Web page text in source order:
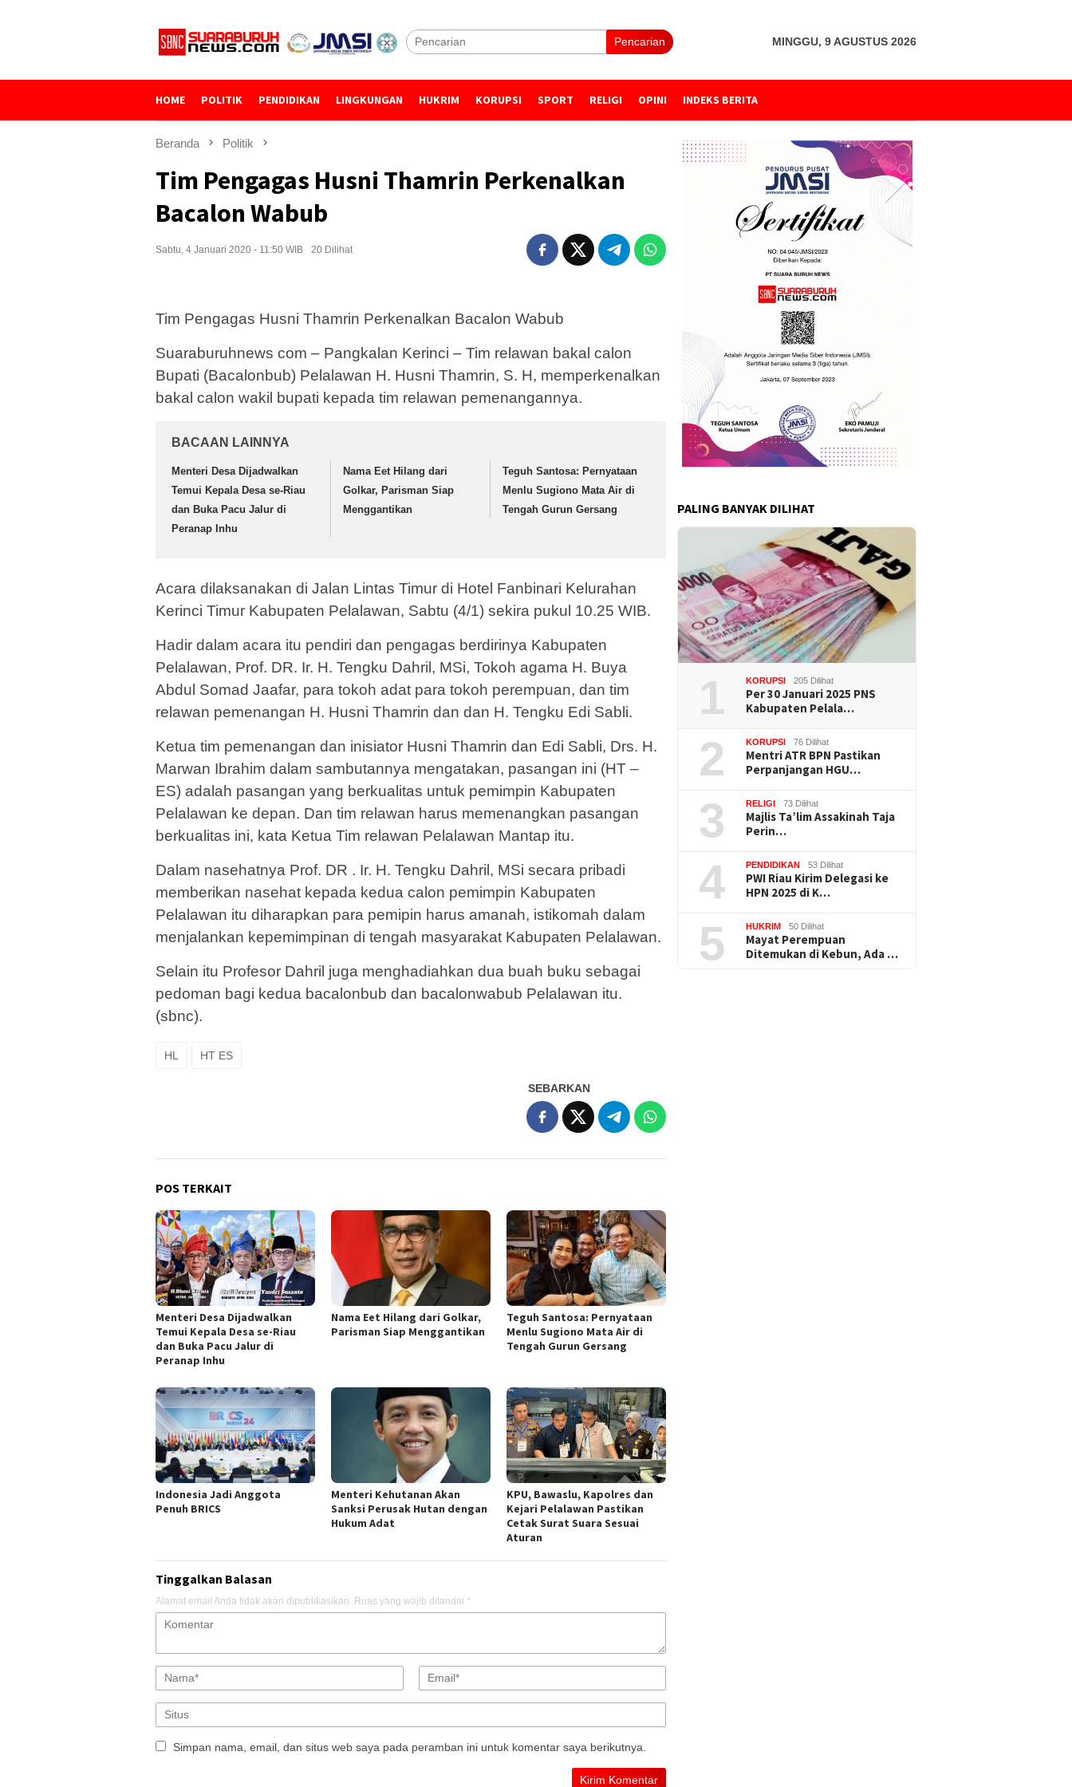
Pencarian MINGGU, 9 AGUSTUS 2026
HOME POLITIK PENDIDIKAN LINGKUNGAN HUKRIM KORUPSI SPORT RELIGI OPINI INDEKS BERITA
Beranda Politik
Tim Pengagas Husni Thamrin Perkenalkan
Bacalon Wabub
Sabtu, 4 Januari 2020 - 11:50 WIB 20 Dilihat
Tim Pengagas Husni Thamrin Perkenalkan Bacalon Wabub
Suaraburuhnews com – Pangkalan Kerinci – Tim relawan bakal calon
Bupati (Bacalonbub) Pelalawan H. Husni Thamrin, S. H, memperkenalkan
bakal calon wakil bupati kepada tim relawan pemenangannya.
BACAAN LAINNYA
Menteri Desa Dijadwalkan
Temui Kepala Desa se-Riau
dan Buka Pacu Jalur di
Peranap Inhu
Nama Eet Hilang dari
Golkar, Parisman Siap
Menggantikan
Teguh Santosa: Pernyataan
Menlu Sugiono Mata Air di
Tengah Gurun Gersang
Acara dilaksanakan di Jalan Lintas Timur di Hotel Fanbinari Kelurahan
Kerinci Timur Kabupaten Pelalawan, Sabtu (4/1) sekira pukul 10.25 WIB.
Hadir dalam acara itu pendiri dan pengagas berdirinya Kabupaten
Pelalawan, Prof. DR. Ir. H. Tengku Dahril, MSi, Tokoh agama H. Buya
Abdul Somad Jaafar, para tokoh adat para tokoh perempuan, dan tim
relawan pemenangan H. Husni Thamrin dan dan H. Tengku Edi Sabli.
Ketua tim pemenangan dan inisiator Husni Thamrin dan Edi Sabli, Drs. H.
Marwan Ibrahim dalam sambutannya mengatakan, pasangan ini (HT –
ES) adalah pasangan yang berkualitas untuk pemimpin Kabupaten
Pelalawan ke depan. Dan tim relawan harus memenangkan pasangan
berkualitas ini, kata Ketua Tim relawan Pelalawan Mantap itu.
Dalam nasehatnya Prof. DR . Ir. H. Tengku Dahril, MSi secara pribadi
memberikan nasehat kepada kedua calon pemimpin Kabupaten
Pelalawan itu diharapkan para pemipin harus amanah, istikomah dalam
menjalankan kepemimpinan di tengah masyarakat Kabupaten Pelalawan.
Selain itu Profesor Dahril juga menghadiahkan dua buah buku sebagai
pedoman bagi kedua bacalonbub dan bacalonwabub Pelalawan itu.
(sbnc).
HL HT ES
SEBARKAN
POS TERKAIT
Menteri Desa Dijadwalkan
Temui Kepala Desa se-Riau
dan Buka Pacu Jalur di
Peranap Inhu
Nama Eet Hilang dari Golkar,
Parisman Siap Menggantikan
Teguh Santosa: Pernyataan
Menlu Sugiono Mata Air di
Tengah Gurun Gersang
Indonesia Jadi Anggota
Penuh BRICS
Menteri Kehutanan Akan
Sanksi Perusak Hutan dengan
Hukum Adat
KPU, Bawaslu, Kapolres dan
Kejari Pelalawan Pastikan
Cetak Surat Suara Sesuai
Aturan
Tinggalkan Balasan
Alamat email Anda tidak akan dipublikasikan. Ruas yang wajib ditandai *
Simpan nama, email, dan situs web saya pada peramban ini untuk komentar saya berikutnya.
PALING BANYAK DILIHAT
1 KORUPSI 205 Dilihat
Per 30 Januari 2025 PNS
Kabupaten Pelala…
2 KORUPSI 76 Dilihat
Mentri ATR BPN Pastikan
Perpanjangan HGU…
3 RELIGI 73 Dilihat
Majlis Ta’lim Assakinah Taja
Perin…
4 PENDIDIKAN 53 Dilihat
PWI Riau Kirim Delegasi ke
HPN 2025 di K…
5 HUKRIM 50 Dilihat
Mayat Perempuan
Ditemukan di Kebun, Ada …